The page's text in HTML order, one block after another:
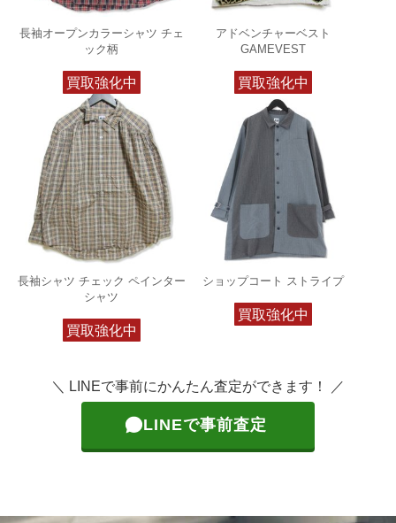
長袖オープンカラーシャツ チェ
ック柄
買取強化中
アドベンチャーベスト
GAMEVEST
買取強化中
長袖シャツ チェック ペインター
シャツ
買取強化中
ショップコート ストライプ
買取強化中
＼ LINEで事前にかんたん査定ができます！ ／
LINEで事前査定